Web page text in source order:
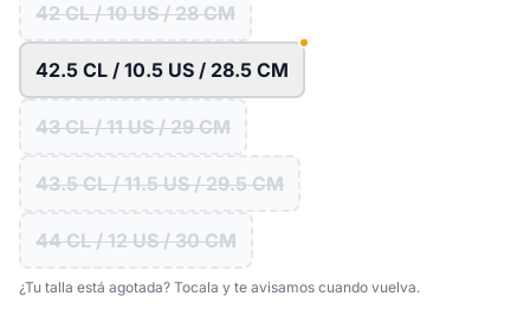
42 CL / 10 US / 28 CM
42.5 CL / 10.5 US / 28.5 CM
43 CL / 11 US / 29 CM
43.5 CL / 11.5 US / 29.5 CM
44 CL / 12 US / 30 CM
¿Tu talla está agotada? Tocala y te avisamos cuando vuelva.